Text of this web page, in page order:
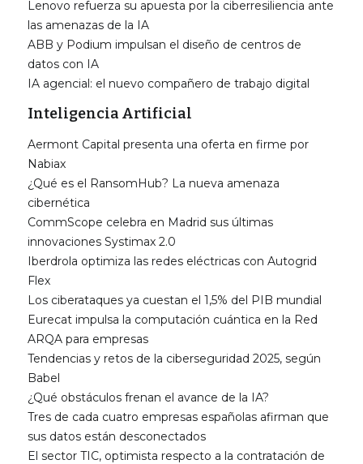
Lenovo refuerza su apuesta por la ciberresiliencia ante
las amenazas de la IA
ABB y Podium impulsan el diseño de centros de
datos con IA
IA agencial: el nuevo compañero de trabajo digital
Inteligencia Artificial
Aermont Capital presenta una oferta en firme por
Nabiax
¿Qué es el RansomHub? La nueva amenaza
cibernética
CommScope celebra en Madrid sus últimas
innovaciones Systimax 2.0
Iberdrola optimiza las redes eléctricas con Autogrid
Flex
Los ciberataques ya cuestan el 1,5% del PIB mundial
Eurecat impulsa la computación cuántica en la Red
ARQA para empresas
Tendencias y retos de la ciberseguridad 2025, según
Babel
¿Qué obstáculos frenan el avance de la IA?
Tres de cada cuatro empresas españolas afirman que
sus datos están desconectados
El sector TIC, optimista respecto a la contratación de